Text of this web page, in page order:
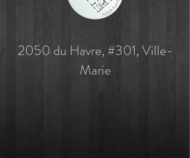
2050 du Havre, #301, Ville-
Marie